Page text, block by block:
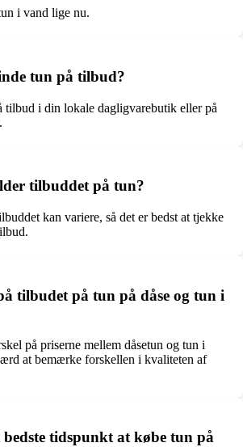
i vand lige nu.
tun på tilbud?
tilbud i din lokale dagligvarebutik eller på
tilbuddet på tun?
kan variere, så det er bedst at tjekke
tilbudet på tun på dåse og tun i
på priserne mellem dåsetun og tun i
at bemærke forskellen i kvaliteten af
tidspunkt at købe tun på